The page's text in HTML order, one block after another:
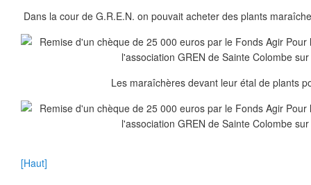
Dans la cour de G.R.E.N. on pouvait acheter des plants
Les maraîchères devant leur étal de plants
[Haut]